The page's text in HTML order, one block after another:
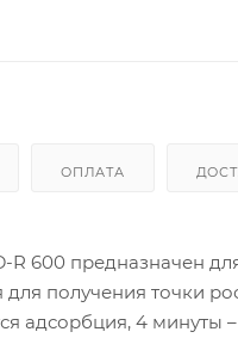
ОПЛАТА
600 предназначен
получения точки
адсорбция, 4